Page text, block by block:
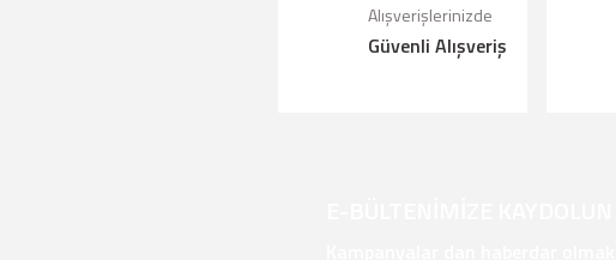
Ürün fiyatı diğer sitelerden daha pahalı.
Alışverişlerinizde
Güvenli Alışveriş